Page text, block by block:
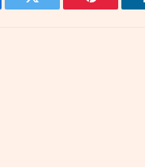
Twitter Pinterest